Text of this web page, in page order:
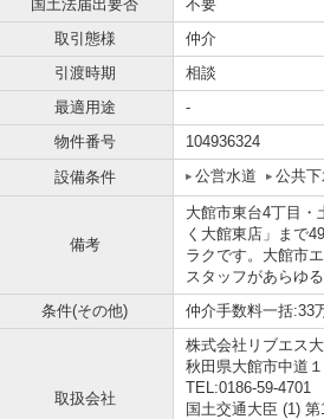
国土法届出要否
不要
取引態様
仲介
引渡時期
相談
最適用途
-
物件番号
104936324
設備条件
公営水道 公共
備考
大館市東台4丁目・
く大館東店」まで
ラクです。大館市
スタッフがあらゆ
条件(その他)
仲介手数料一括:33
取扱会社
株式会社リブエス
秋田県大館市中道
TEL:0186-59-4701
国土交通大臣 (1)